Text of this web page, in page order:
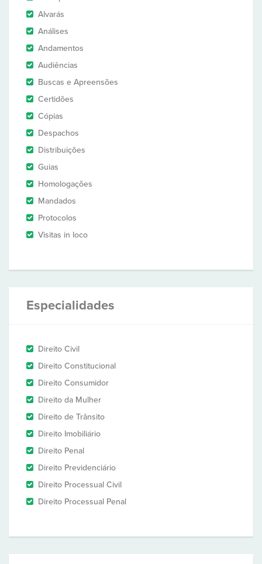
Alvarás
Análises
Andamentos
Audiências
Buscas e Apreensões
Certidões
Cópias
Despachos
Distribuições
Guias
Homologações
Mandados
Protocolos
Visitas in loco
Especialidades
Direito Civil
Direito Constitucional
Direito Consumidor
Direito da Mulher
Direito de Trânsito
Direito Imobiliário
Direito Penal
Direito Previdenciário
Direito Processual Civil
Direito Processual Penal